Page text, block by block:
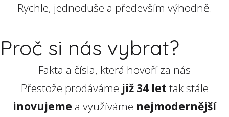
Rychle, jednoduše a především výhodně.
Proč si nás vybrat?
Fakta a čísla, která hovoří za nás
Přestože prodáváme již 34 let tak stále
inovujeme a využíváme nejmodernější